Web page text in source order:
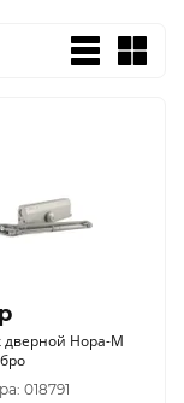
дверной Нора-М
018791